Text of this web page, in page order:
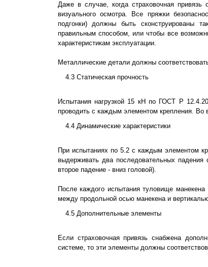
Даже в случае, когда страховочная
визуального осмотра. Все пряжки
подгонки) должны быть сконструированы
правильным способом, или чтобы все
характеристикам эксплуатации.
Металлические детали должны
4.3 Статическая прочность
Испытания нагрузкой 15 кН по ГОСТ Р
проводить с каждым элементом крепления. Во
4.4 Динамические характеристики
При испытаниях по 5.2 с каждым элементом
выдерживать два последовательных
второе падение - вниз головой).
После каждого испытания туловище
между продольной осью манекена и
4.5 Дополнительные элементы
Если страховочная привязь снабжена
системе, то эти элементы должны